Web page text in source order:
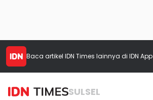
Baca artikel IDN Times lainnya di IDN App
SULSEL